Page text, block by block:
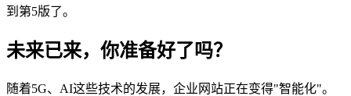
到第5版了。
未来已来，你准备好了吗？
随着5G、AI这些技术的发展，企业网站正在变得"智能化"。